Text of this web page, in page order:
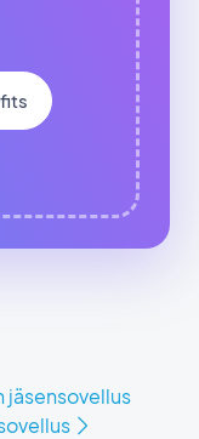
jäsensovellus